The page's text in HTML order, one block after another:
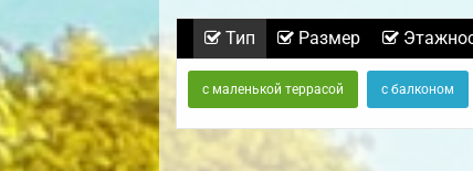
Тип Размер
с маленькой террасой с балконом